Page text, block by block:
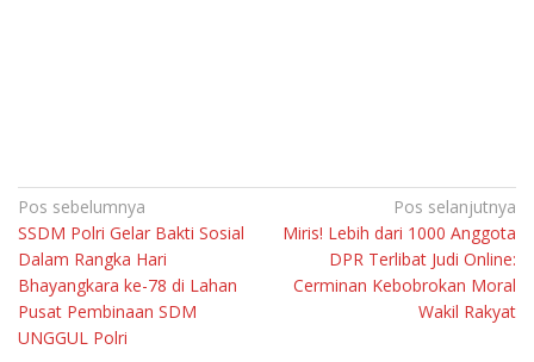
Navigasi
pos
Pos sebelumnya
SSDM Polri Gelar Bakti Sosial
Dalam Rangka Hari
Bhayangkara ke-78 di Lahan
Pusat Pembinaan SDM
UNGGUL Polri
Pos selanjutnya
Miris! Lebih dari 1000 Anggota
DPR Terlibat Judi Online:
Cerminan Kebobrokan Moral
Wakil Rakyat